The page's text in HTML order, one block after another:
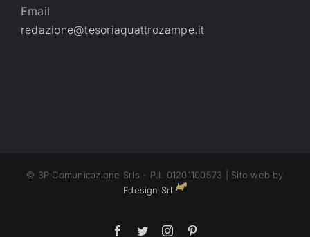
Email
redazione@tesoriaquattrozampe.it
© 3P Comunicazione Srls - P.I. 01201100573 | Sito web by
Fdesign Srl
Facebook
TwitterInstagram